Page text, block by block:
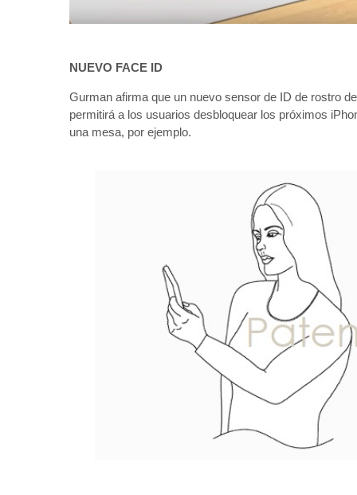
NUEVO FACE ID
Gurman afirma que un nuevo sensor de ID de rostro
permitirá a los usuarios desbloquear los próximos
una mesa, por ejemplo.